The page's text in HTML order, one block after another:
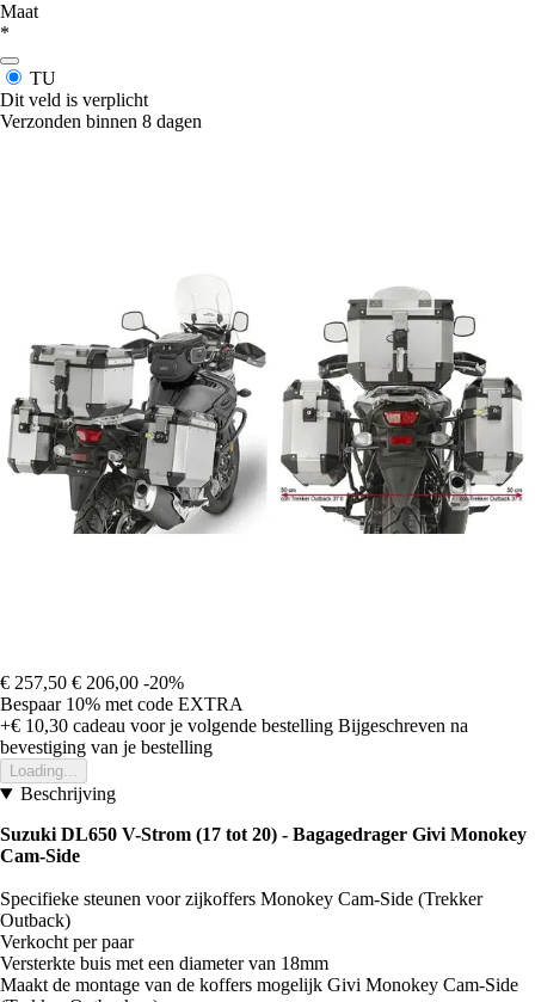
Maat
*
TU
Dit veld is verplicht
Verzonden binnen 8 dagen
€ 257,50 € 206,00 -20%
Bespaar 10% met code EXTRA
+€ 10,30 cadeau voor je volgende bestelling Bijgeschreven na
bevestiging van je bestelling
Loading...
Beschrijving
Suzuki DL650 V-Strom (17 tot 20) - Bagagedrager Givi Monokey
Cam-Side
Specifieke steunen voor zijkoffers Monokey Cam-Side (Trekker
Outback)
Verkocht per paar
Versterkte buis met een diameter van 18mm
Maakt de montage van de koffers mogelijk Givi Monokey Cam-Side